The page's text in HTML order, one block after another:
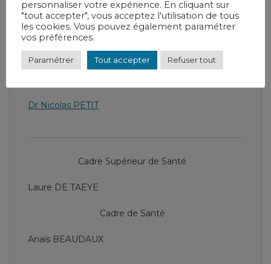
RDC - rue des consultations externes -
espace médecine - 1 rue Albert
Schweitzer Saint-Dizier
Dr Nicolas PETIT
Cadre Supérieur de Santé
Laure DE TAEYE
Cadre de Santé
Anaïs BEAUDAUX
personnaliser votre expérience. En cliquant sur
"tout accepter", vous acceptez l'utilisation de tous
les cookies. Vous pouvez également paramétrer
vos préférences.
Paramétrer Tout accepter Refuser tout